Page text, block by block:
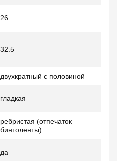
26
32.5
двухкратный с половиной
гладкая
ребристая (отпечаток
бинтоленты)
да